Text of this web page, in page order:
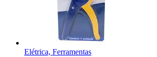
Elétrica, Ferramentas